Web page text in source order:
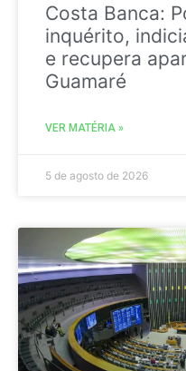
Costa Banca:
inquérito,
e recupera
Guamaré
VER MATÉRIA »
5 de agosto de 2026